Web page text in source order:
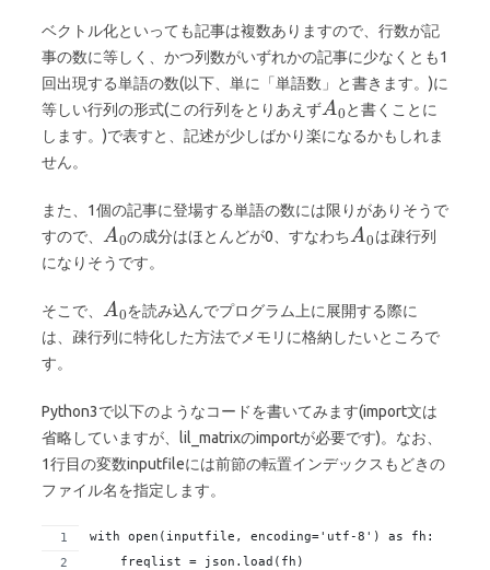
ベクトル化といっても記事は複数ありますので、行数が記
事の数に等しく、かつ列数がいずれかの記事に少なくとも1
回出現する単語の数(以下、単に「単語数」と書きます。)に
等しい行列の形式(この行列をとりあえず
と書くことに
します。)で表すと、記述が少しばかり楽になるかもしれま
せん。
また、1個の記事に登場する単語の数には限りがありそうで
すので、
の成分はほとんどが0、すなわち
は疎行列
になりそうです。
そこで、
を読み込んでプログラム上に展開する際に
は、疎行列に特化した方法でメモリに格納したいところで
す。
Python3で以下のようなコードを書いてみます(import文は
省略していますが、lil_matrixのimportが必要です)。なお、
1行目の変数inputfileには前節の転置インデックスもどきの
ファイル名を指定します。
with open(inputfile, encoding='utf-8') as fh:
    freqlist = json.load(fh)